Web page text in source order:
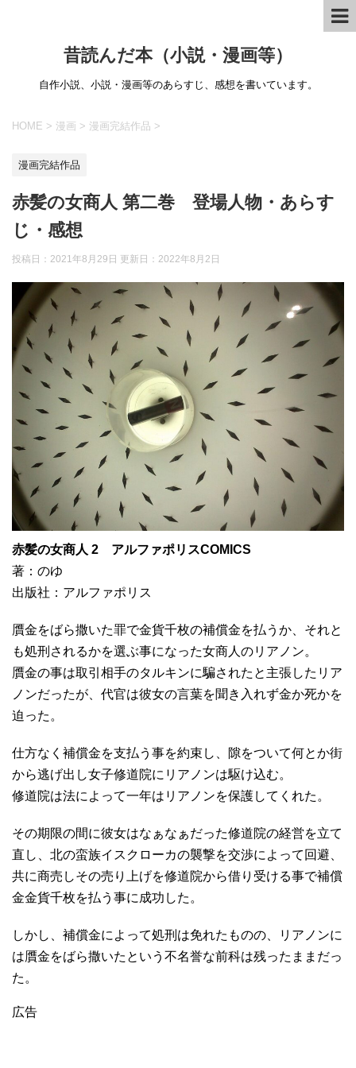
昔読んだ本（小説・漫画等）
自作小説、小説・漫画等のあらすじ、感想を書いています。
HOME > 漫画 > 漫画完結作品 >
漫画完結作品
赤髪の女商人 第二巻 登場人物・あらす
じ・感想
投稿日：2021年8月29日 更新日： 2022年8月2日
赤髪の女商人 2 アルファポリスCOMICS
著：のゆ
出版社：アルファポリス
贋金をばら撒いた罪で金貨千枚の補償金を払うか、それと
も処刑されるかを選ぶ事になった女商人のリアノン。
贋金の事は取引相手のタルキンに騙されたと主張したリア
ノンだったが、代官は彼女の言葉を聞き入れず金か死かを
迫った。
仕方なく補償金を支払う事を約束し、隙をついて何とか街
から逃げ出し女子修道院にリアノンは駆け込む。
修道院は法によって一年はリアノンを保護してくれた。
その期限の間に彼女はなぁなぁだった修道院の経営を立て
直し、北の蛮族イスクローカの襲撃を交渉によって回避、
共に商売しその売り上げを修道院から借り受ける事で補償
金金貨千枚を払う事に成功した。
しかし、補償金によって処刑は免れたものの、リアノンに
は贋金をばら撒いたという不名誉な前科は残ったままだっ
た。
広告